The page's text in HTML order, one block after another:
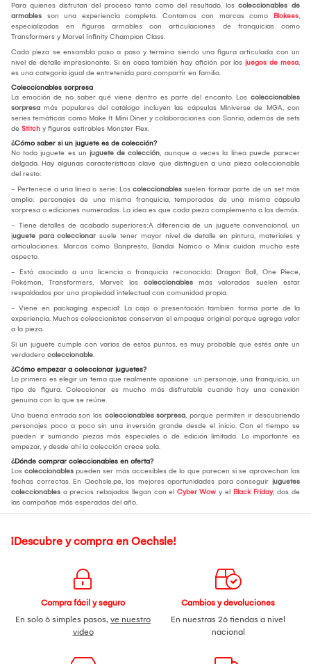
Para quienes disfrutan del proceso tanto como del resultado, los coleccionables de
armables son una experiencia completa. Contamos con marcas como Blokees,
especializadas en figuras armables con articulaciones de franquicias como
Transformers y Marvel Infinity Champion Class.
Cada pieza se ensambla paso a paso y termina siendo una figura articulada con un
nivel de detalle impresionante. Si en casa también hay afición por los juegos de mesa,
es una categoría igual de entretenida para compartir en familia.
Coleccionables sorpresa
La emoción de no saber qué viene dentro es parte del encanto. Los coleccionables
sorpresa más populares del catálogo incluyen las cápsulas Miniverse de MGA, con
series temáticas como Make It Mini Diner y colaboraciones con Sanrio, además de sets
de Stitch y figuras estirables Monster Flex.
¿Cómo saber si un juguete es de colección?
No todo juguete es un juguete de colección, aunque a veces la línea puede parecer
delgada. Hay algunas características clave que distinguen a una pieza coleccionable
del resto:
- Pertenece a una línea o serie: Los coleccionables suelen formar parte de un set más
amplio: personajes de una misma franquicia, temporadas de una misma cápsula
sorpresa o ediciones numeradas. La idea es que cada pieza complementa a las demás.
- Tiene detalles de acabado superiores:A diferencia de un juguete convencional, un
juguete para coleccionar suele tener mayor nivel de detalle en pintura, materiales y
articulaciones. Marcas como Banpresto, Bandai Namco o Minix cuidan mucho este
aspecto.
- Está asociado a una licencia o franquicia reconocida: Dragon Ball, One Piece,
Pokémon, Transformers, Marvel: los coleccionables más valorados suelen estar
respaldados por una propiedad intelectual con comunidad propia.
- Viene en packaging especial: La caja o presentación también forma parte de la
experiencia. Muchos coleccionistas conservan el empaque original porque agrega valor
a la pieza.
Si un juguete cumple con varios de estos puntos, es muy probable que estés ante un
verdadero coleccionable.
¿Cómo empezar a coleccionar juguetes?
Lo primero es elegir un tema que realmente apasione: un personaje, una franquicia, un
tipo de figura. Coleccionar es mucho más disfrutable cuando hay una conexión
genuina con lo que se reúne.
Una buena entrada son los coleccionables sorpresa, porque permiten ir descubriendo
personajes poco a poco sin una inversión grande desde el inicio. Con el tiempo se
pueden ir sumando piezas más especiales o de edición limitada. Lo importante es
empezar, y desde ahí la colección crece sola.
¿Dónde comprar coleccionables en oferta?
Los coleccionables pueden ser más accesibles de lo que parecen si se aprovechan las
fechas correctas. En Oechsle.pe, las mejores oportunidades para conseguir juguetes
coleccionables a precios rebajados llegan con el Cyber Wow y el Black Friday, dos de
las campañas más esperadas del año.
¡Descubre y compra en Oechsle!
Compra fácil y seguro
En solo 6 simples pasos, ve nuestro
video
Cambios y devoluciones
En nuestras 26 tiendas a nivel
nacional